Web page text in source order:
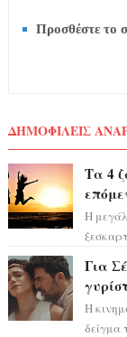
Προσθέστε το
ΔΗΜΟΦΙΛΕΙΣ
Τα 4
Η
Για
Η
δείγμα